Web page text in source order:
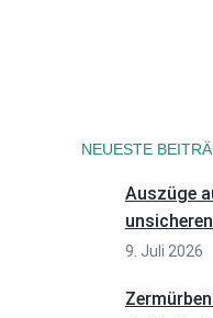
NEUESTE
Auszüge
9. Juli 2026